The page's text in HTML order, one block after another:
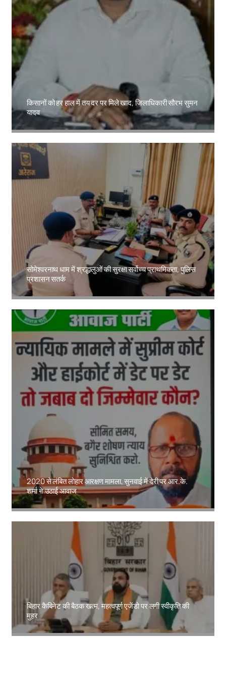
किसानों को हर हाल में तय दर पर मिले खाद, जिलाधिकारी सौरभ सुमन
यादव
Amit Lekh
सोमेश्वरनाथ धाम में श्रद्धालुओं की सुरक्षा सर्वोच्च प्राथमिकता, पुलिस
प्रशासन सतर्क
2020 से लंबित लोहार आरक्षण मामला, सुनवाई में देरी पर आर.के.
शर्मा ने उठाई आवाज
Amit Lekh
बिहार कैबिनेट की बैठक खत्म, महत्वपूर्ण एजेंडो पर लगी स्वीकृति की
मुहर
Amit Lekh